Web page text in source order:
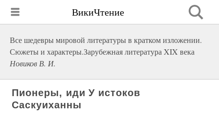
ВикиЧтение
Все шедевры мировой литературы в кратком изложении.
Сюжеты и характеры.Зарубежная литература XIX века
Новиков В. И.
Пионеры, иди У истоков
Саскуиханны